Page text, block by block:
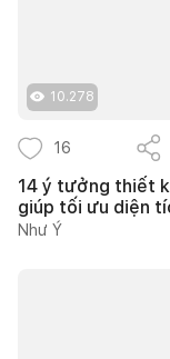
10.278
16
14 ý tưởng thiết
giúp tối ưu diện
Như Ý